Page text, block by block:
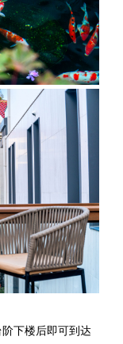
下楼后即可到达